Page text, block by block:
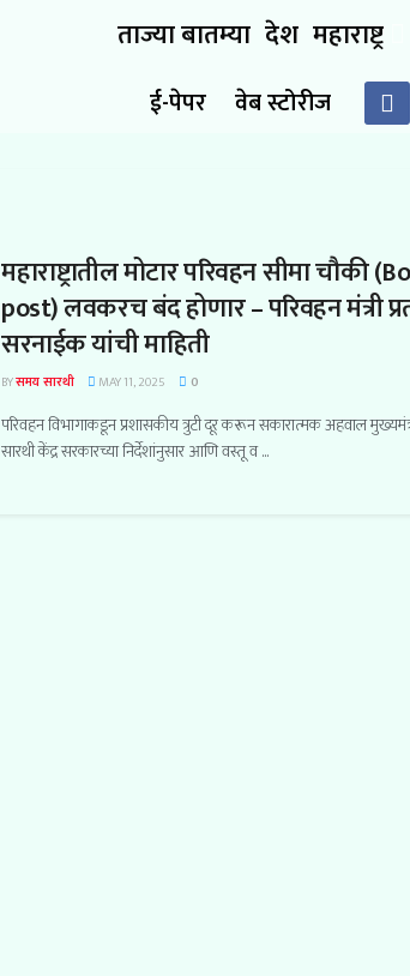
ताज्या बातम्या देश महाराष्ट्र
ई-पेपर वेब स्टोरीज
महाराष्ट्रातील मोटार परिवहन सीमा चौकी
post) लवकरच बंद होणार – परिवहन मंत्री
सरनाईक यांची माहिती
BYसमय सारथी MAY 11, 2025 0
परिवहन विभागाकडून प्रशासकीय त्रुटी दूर करून सकारात्मक अहवाल
सारथी केंद्र सरकारच्या निर्देशांनुसार आणि वस्तू व ...